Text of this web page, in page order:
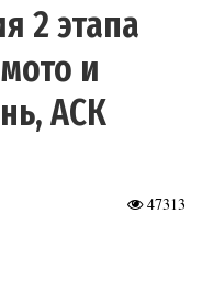
2 этапа
и
АСК
47313